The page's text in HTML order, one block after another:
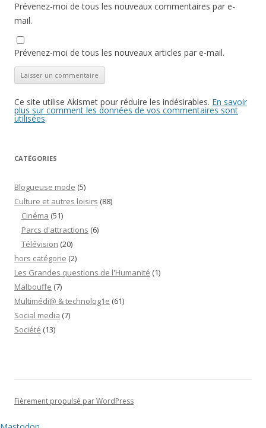
Prévenez-moi de tous les nouveaux commentaires par e-
mail.
Prévenez-moi de tous les nouveaux articles par e-mail.
Ce site utilise Akismet pour réduire les indésirables. En savoir
plus sur comment les données de vos commentaires sont
utilisées.
CATÉGORIES
Blogueuse mode (5)
Culture et autres loisirs (88)
Cinéma (51)
Parcs d'attractions (6)
Télévision (20)
hors catégorie (2)
Les Grandes questions de l'Humanité (1)
Malbouffe (7)
Multimédi@ & technolog1e (61)
Social media (7)
Société (13)
Fièrement propulsé par WordPress